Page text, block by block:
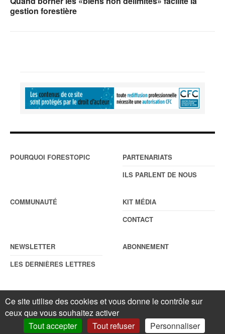
gestion forestière
POURQUOI FORESTOPIC
PARTENARIATS
ILS PARLENT DE NOUS
COMMUNAUTÉ
KIT MÉDIA
CONTACT
NEWSLETTER
LES DERNIÈRES LETTRES
ABONNEMENT
© ForestopicMentions légales. Reproduction interdite sans autorisation
écrite préalable.Gestionnaire de cookies
Ce site utilise des cookies et vous donne le contrôle sur
ceux que vous souhaitez activer
Tout accepter
Tout refuser Personnaliser